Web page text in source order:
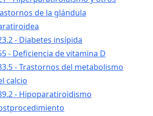
de la glándula
- Diabetes insípida
- Deficiencia de vitamina D
- Trastornos del metabolismo
calcio
- Hipoparatiroidismo